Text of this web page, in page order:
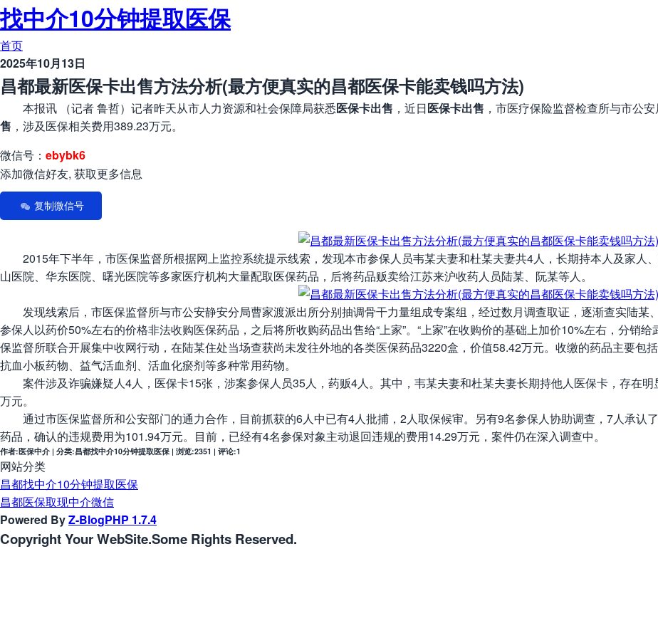
找中介10分钟提取医保
首页
2025年10月13日
昌都最新医保卡出售方法分析(最方便真实的昌都医保卡能卖钱吗方法)
本报讯 （记者 鲁哲）记者昨天从市人力资源和社会保障局获悉医保卡出售 ，近日医保卡出售 ，市医疗保险监督检查所与市公
售 ，涉及医保相关费用389.23万元。
微信号： ebybk6
添加微信好友, 获取更多信息
复制微信号
2015年下半年，市医保监督所根据网上监控系统提示线索，发现本市参保人员韦某夫妻和杜某夫妻共4人，长期持本人及家人
山医院、华东医院、曙光医院等多家医疗机构大量配取医保药品，后将药品贩卖给江苏来沪收药人员陆某、阮某等人。
发现线索后，市医保监督所与市公安静安分局曹家渡派出所分别抽调骨干力量组成专案组，经过数月调查取证，逐渐查实陆某
参保人以药价50%左右的价格非法收购医保药品，之后将所收购药品出售给“上家”。“上家”在收购价的基础上加价10%左右，分销
保监督所联合开展集中收网行动，在陆某住处当场查获尚未发往外地的各类医保药品3220盒，价值58.42万元。收缴的药品主要包
抗血小板药物、益气活血剂、活血化瘀剂等多种常用药物。
案件涉及诈骗嫌疑人4人，医保卡15张，涉案参保人员35人，药贩4人。其中，韦某夫妻和杜某夫妻长期持他人医保卡，存在
万元。
通过市医保监督所和公安部门的通力合作，目前抓获的6人中已有4人批捕，2人取保候审。另有9名参保人协助调查，7人承认
药品，确认的违规费用为101.94万元。目前，已经有4名参保对象主动退回违规的费用14.29万元，案件仍在深入调查中。
作者:医保中介 | 分类:昌都找中介10分钟提取医保 | 浏览:2351 | 评论:1
网站分类
昌都找中介10分钟提取医保
昌都医保取现中介微信
Powered ByZ-BlogPHP 1.7.4
Copyright Your WebSite.Some Rights Reserved.